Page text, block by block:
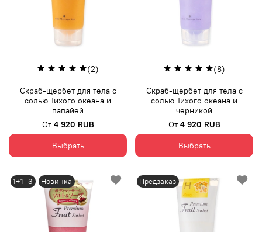
(2)
Скраб-щербет для тела с
солью Тихого океана и
папайей
От 4 920 RUB
Выбрать
(8)
Скраб-щербет для тела с
солью Тихого океана и
черникой
От 4 920 RUB
Выбрать
1+1=3 Новинка Предзаказ